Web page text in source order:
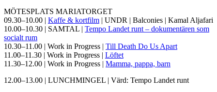
MÖTESPLATS MARIATORGET
09.30–10.00 | Kaffe & kortfilm | UNDR | Balconies | Kamal Aljafari
10.00–10.30 | SAMTAL | Tempo Landet runt – dokumentären som
socialt rum
10.30–11.00 | Work in Progress | Till Death Do Us Apart
11.00–11.30 | Work in Progress | Löftet
11.30–12.00 | Work in Progress | Mamma, pappa, barn
12.00–13.00 | LUNCHMINGEL | Värd: Tempo Landet runt